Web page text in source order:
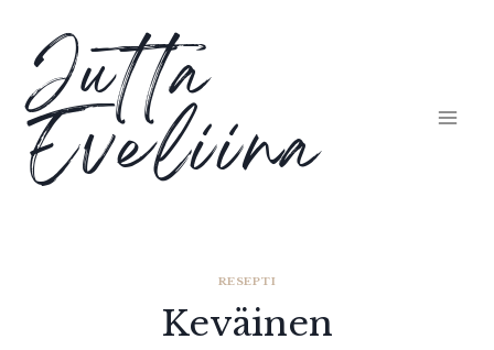
sisältöön
Jutta
Eveliina
RESEPTI
Keväinen